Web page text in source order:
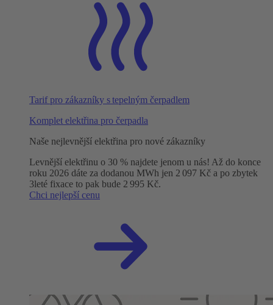
Tarif pro zákazníky s tepelným čerpadlem
Komplet elektřina pro čerpadla
Naše nejlevnější elektřina pro nové zákazníky
Levnější elektřinu o 30 % najdete jenom u nás! Až do konce
roku 2026 dáte za dodanou MWh jen 2 097 Kč a po zbytek
3leté fixace to pak bude 2 995 Kč.
Chci nejlepší cenu